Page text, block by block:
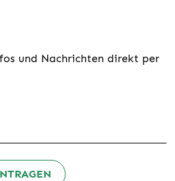
und Nachrichten direkt per